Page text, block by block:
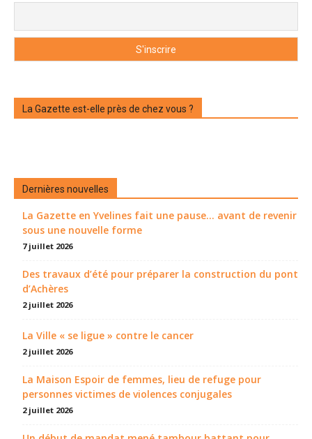
La Gazette est-elle près de chez vous ?
Dernières nouvelles
La Gazette en Yvelines fait une pause... avant de revenir
sous une nouvelle forme
7 juillet 2026
Des travaux d’été pour préparer la construction du pont
d’Achères
2 juillet 2026
La Ville « se ligue » contre le cancer
2 juillet 2026
La Maison Espoir de femmes, lieu de refuge pour
personnes victimes de violences conjugales
2 juillet 2026